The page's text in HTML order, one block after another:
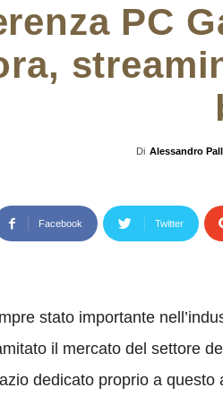
PC
Di Alessandro
Facebook Twitter
stato importante
il mercato del settore
dedicato proprio a